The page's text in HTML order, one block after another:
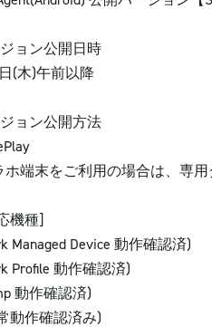
ョン公開日時
(木)午前以降
ョン公開方法
端末をご利用の場合は、専用
機種]
Managed Device 動作確認済)
Profile 動作確認済)
動作確認済)
動作確認済み)